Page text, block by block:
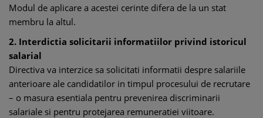
Modul de aplicare a acestei cerinte difera de la un stat
membru la altul.
2. Interdictia solicitarii informatiilor privind istoricul
salarial
Directiva va interzice sa solicitati informatii despre salariile
anterioare ale candidatilor in timpul procesului de recrutare
– o masura esentiala pentru prevenirea discriminarii
salariale si pentru protejarea remuneratiei viitoare.